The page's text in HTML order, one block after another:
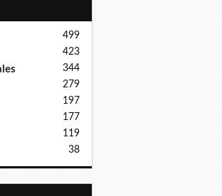
499
423
344
279
197
177
119
38